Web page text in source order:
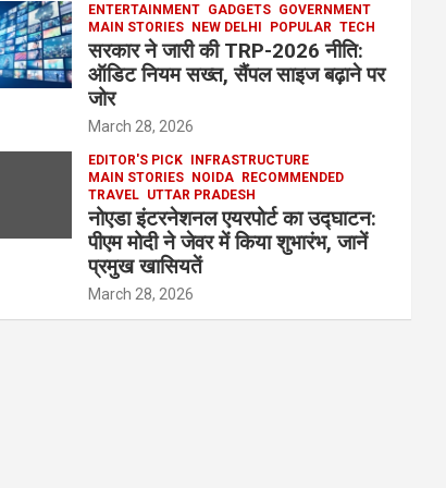
ENTERTAINMENT GADGETS GOVERNMENT
MAIN STORIES NEW DELHI POPULAR TECH
सरकार ने जारी की TRP-2026 नीति:
ऑडिट नियम सख्त, सैंपल साइज बढ़ाने पर
जोर
March 28, 2026
EDITOR'S PICK INFRASTRUCTURE
MAIN STORIES NOIDA RECOMMENDED
TRAVEL UTTAR PRADESH
नोएडा इंटरनेशनल एयरपोर्ट का उद्घाटन:
पीएम मोदी ने जेवर में किया शुभारंभ, जानें
प्रमुख खासियतें
March 28, 2026